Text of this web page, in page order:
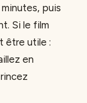
puis
Si le film
être utile :
en